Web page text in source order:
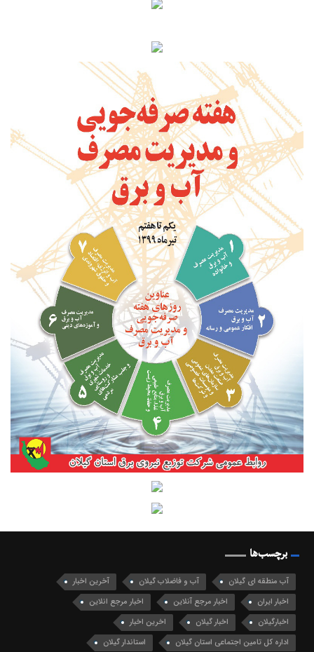
برچسب‌ها
آب منطقه ای گیلان آب و فاضلاب گیلان
آخرین اخبار
اخبار ایران
اخبار مرجع آنلاین
اخبار مرجع انلاین
اخبارگیلان
اخبار گیلان
اخرین اخبار
اداره کل تامین اجتماعی استان گیلان
استاندار گیلان